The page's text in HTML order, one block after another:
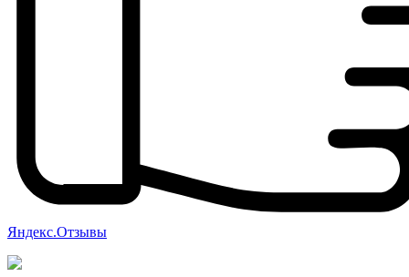
Яндекс.Отзывы